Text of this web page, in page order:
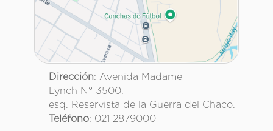
Dirección: Avenida Madame
Lynch N° 3500.
esq. Reservista de la Guerra del Chaco.
Teléfono: 021 2879000